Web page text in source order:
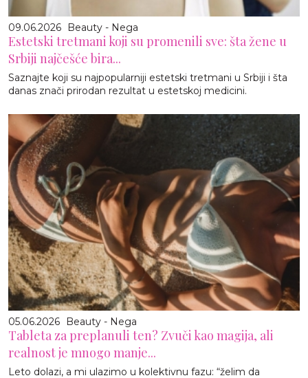
09.06.2026 Beauty - Nega
Estetski tretmani koji su promenili sve: šta žene u
Srbiji najčešće bira...
Saznajte koji su najpopularniji estetski tretmani u Srbiji i šta
danas znači prirodan rezultat u estetskoj medicini.
05.06.2026 Beauty - Nega
Tableta za preplanuli ten? Zvuči kao magija, ali
realnost je mnogo manje...
Leto dolazi, a mi ulazimo u kolektivnu fazu: “želim da